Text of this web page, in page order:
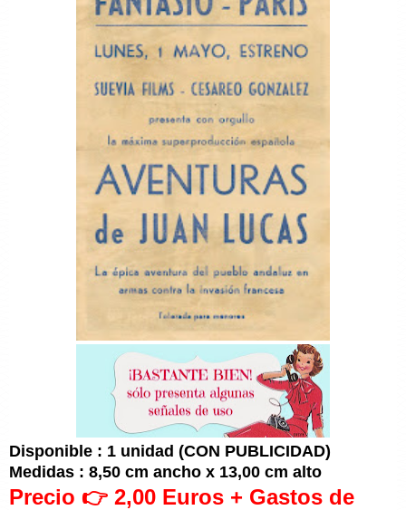
Disponible : 1 unidad (CON PUBLICIDAD)
Medidas : 8,50 cm ancho x 13,00 cm alto
Precio 👉 2,00 Euros + Gastos de